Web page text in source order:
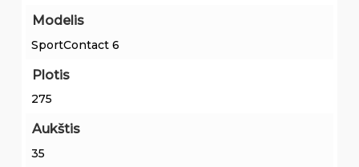
Modelis
SportContact 6
Plotis
275
Aukštis
35